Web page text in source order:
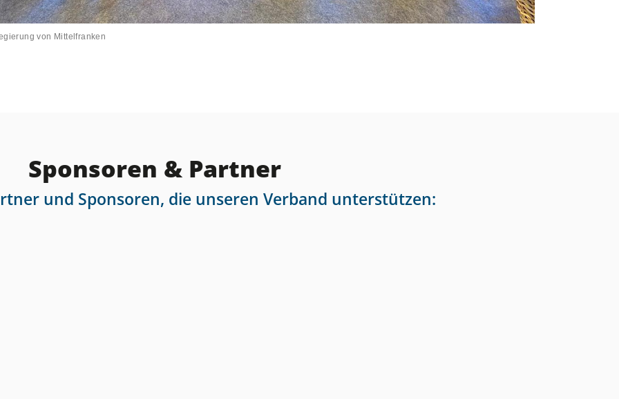
von Mittelfranken
Sponsoren & Partner
und Sponsoren, die unseren Verband unterstützen: